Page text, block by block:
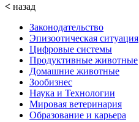
< назад
Законодательство
Эпизоотическая ситуация
Цифровые системы
Продуктивные животные
Домашние животные
Зообизнес
Наука и Технологии
Мировая ветеринария
Образование и карьера